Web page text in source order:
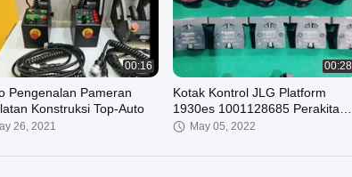
00:16
Pengenalan Pameran
Konstruksi Top-Auto
26, 2021
00:28
Kotak Kontrol JLG Platform
1930es 1001128685 Perakitan
Lengkap
May 05, 2022